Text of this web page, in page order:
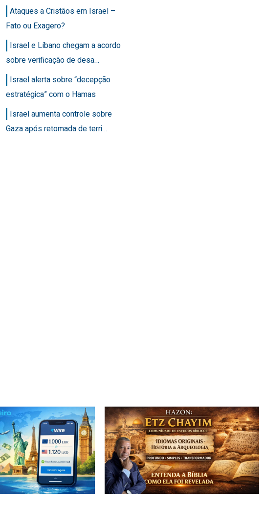
Ataques a Cristãos em Israel –
Fato ou Exagero?
Israel e Líbano chegam a acordo
sobre verificação de desa…
Israel alerta sobre “decepção
estratégica” com o Hamas
Israel aumenta controle sobre
Gaza após retomada de terri…